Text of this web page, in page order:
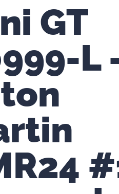
GT
L